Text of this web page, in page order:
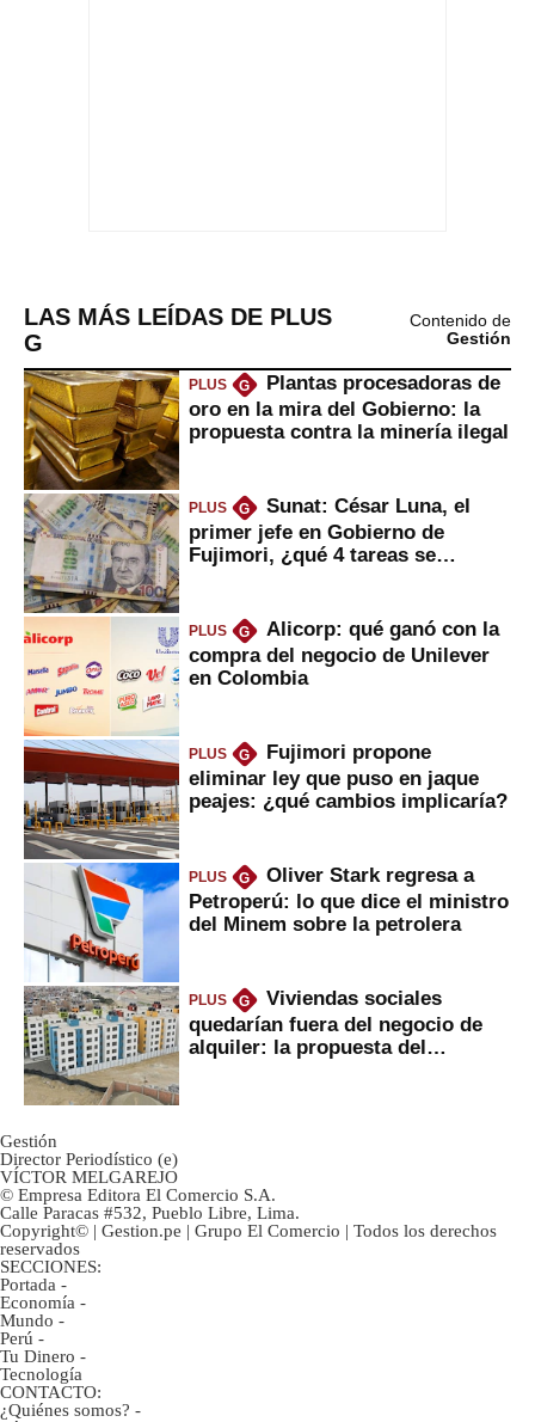
LAS MÁS LEÍDAS DE PLUS
G
Contenido de
Gestión
PLUS G
Plantas procesadoras de
oro en la mira del Gobierno: la
propuesta contra la minería ilegal
PLUS G
Sunat: César Luna, el
primer jefe en Gobierno de
Fujimori, ¿qué 4 tareas se
PLUS G
Alicorp: qué ganó con la
compra del negocio de Unilever
en Colombia
PLUS G
Fujimori propone
eliminar ley que puso en jaque
peajes: ¿qué cambios implicaría?
PLUS G
Oliver Stark regresa a
Petroperú: lo que dice el ministro
del Minem sobre la petrolera
PLUS G
Viviendas sociales
quedarían fuera del negocio de
alquiler: la propuesta del
Gestión
Director Periodístico (e)
VÍCTOR MELGAREJO
© Empresa Editora El Comercio S.A.
Calle Paracas #532, Pueblo Libre, Lima.
Copyright© | Gestion.pe | Grupo El Comercio | Todos los derechos
reservados
SECCIONES:
Portada -
Economía -
Mundo -
Perú -
Tu Dinero -
Tecnología
CONTACTO:
¿Quiénes somos? -